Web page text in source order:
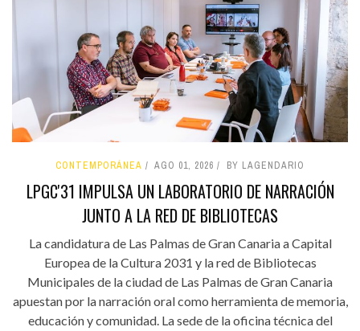
CONTEMPORÁNEA AGO 01, 2026 BY LAGENDARIO
LPGC'31 IMPULSA UN LABORATORIO DE NARRACIÓN
JUNTO A LA RED DE BIBLIOTECAS
La candidatura de Las Palmas de Gran Canaria a Capital
Europea de la Cultura 2031 y la red de Bibliotecas
Municipales de la ciudad de Las Palmas de Gran Canaria
apuestan por la narración oral como herramienta de memoria,
educación y comunidad. La sede de la oficina técnica del